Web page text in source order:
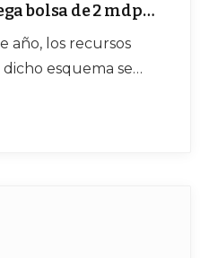
bolsa de 2 mdp
año, los recursos
esquema se
la Paz